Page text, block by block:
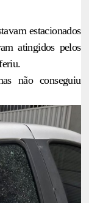
estacionados
atingidos pelos
não conseguiu